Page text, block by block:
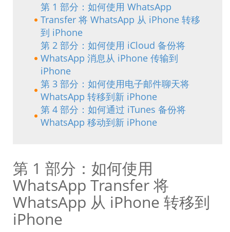
第 1 部分：如何使用 WhatsApp
Transfer 将 WhatsApp 从 iPhone 转移
到 iPhone
第 2 部分：如何使用 iCloud 备份将
WhatsApp 消息从 iPhone 传输到
iPhone
第 3 部分：如何使用电子邮件聊天将
WhatsApp 转移到新 iPhone
第 4 部分：如何通过 iTunes 备份将
WhatsApp 移动到新 iPhone
第 1 部分：如何使用
WhatsApp Transfer 将
WhatsApp 从 iPhone 转移到
iPhone